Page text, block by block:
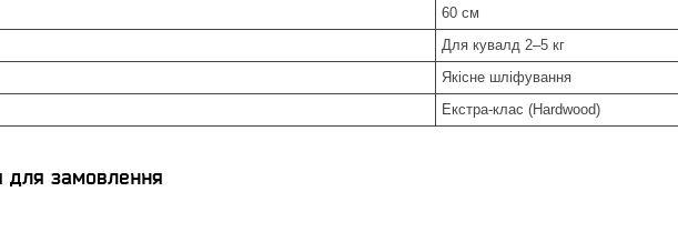
60 см
Для кувалд 2–5 кг
Якісне шліфування
Екстра-клас (Hardwood)
для замовлення